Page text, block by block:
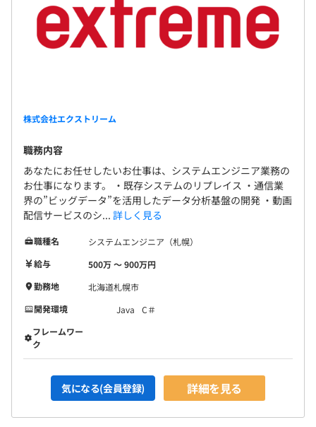
株式会社エクストリーム
職務内容
あなたにお任せしたいお仕事は、システムエンジニア業務の
お仕事になります。 ・既存システムのリプレイス ・通信業
界の”ビッグデータ”を活用したデータ分析基盤の開発 ・動画
配信サービスのシ... 詳しく見る
職種名
システムエンジニア（札幌）
給与
500万 〜 900万円
勤務地
北海道札幌市
開発環境
Java
C＃
フレームワー
ク
気になる(会員登録) 詳細を見る